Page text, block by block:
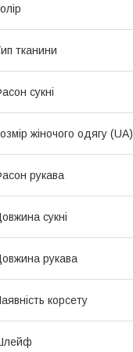
тканини
сукні
жіночого одягу (UA)
рукава
сукні
рукава
корсету